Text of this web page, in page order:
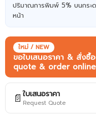
ปริมาณการพิมพ์ 5% บนกระ
หน้า
ใหม่ / NEW
ขอใบเสนอราคา & สั่ง
quote & order online
📄 ใบเสนอราคา
Request Quote